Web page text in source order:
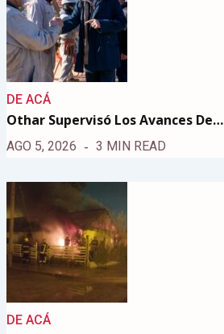
DE ACÁ
Othar Supervisó Los Avances De…
AGO 5, 2026 3 MIN READ
DE ACÁ